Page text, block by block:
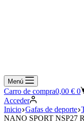
Menú
Carro de compra0,00 € 0
Acceder
Inicio Gafas de deporte
NANO SPORT NSP27